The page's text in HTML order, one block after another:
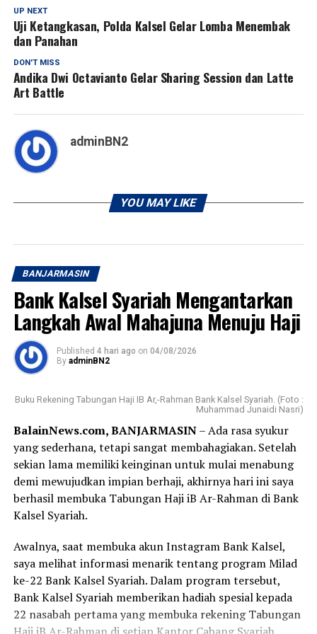
UP NEXT
Uji Ketangkasan, Polda Kalsel Gelar Lomba Menembak
dan Panahan
DON'T MISS
Andika Dwi Octavianto Gelar Sharing Session dan Latte
Art Battle
adminBN2
YOU MAY LIKE
BANJARMASIN
Bank Kalsel Syariah Mengantarkan
Langkah Awal Mahajuna Menuju Haji
Published 4 hari ago on 04/08/2026
By adminBN2
Buku Rekening Tabungan Haji IB Ar,-Rahman Bank Kalsel Syariah. (Foto :
Muhammad Junaidi Nasri)
BalainNews.com, BANJARMASIN– Ada rasa syukur
yang sederhana, tetapi sangat membahagiakan. Setelah
sekian lama memiliki keinginan untuk mulai menabung
demi mewujudkan impian berhaji, akhirnya hari ini saya
berhasil membuka Tabungan Haji iB Ar-Rahman di Bank
Kalsel Syariah.
Awalnya, saat membuka akun Instagram Bank Kalsel,
saya melihat informasi menarik tentang program Milad
ke-22 Bank Kalsel Syariah. Dalam program tersebut,
Bank Kalsel Syariah memberikan hadiah spesial kepada
22 nasabah pertama yang membuka rekening Tabungan